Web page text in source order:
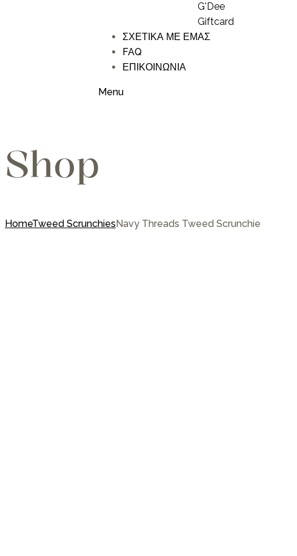
G'Dee
Giftcard
ΣΧΕΤΙΚΑ ΜΕ ΕΜΑΣ
FAQ
ΕΠΙΚΟΙΝΩΝΙΑ
Menu
Shop
HomeTweed ScrunchiesNavy Threads Tweed Scrunchie